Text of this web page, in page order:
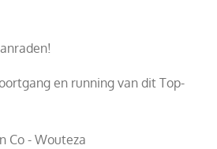
en running van dit Top-
Co - Wouteza